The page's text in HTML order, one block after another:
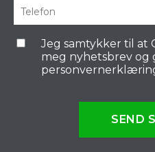
Jeg samtykker til at
meg nyhetsbrev og
SEND